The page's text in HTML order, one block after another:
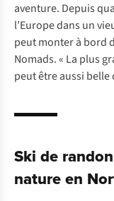
aventure. Depuis
l’Europe dans un
peut monter à bord
Nomads. « La plus
peut être aussi belle
Ski de
nature en